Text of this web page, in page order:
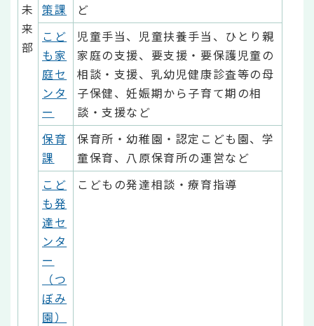
未
来
部
策課
ど
こど
も家
庭セ
ンタ
ー
児童手当、児童扶養手当、ひとり親
家庭の支援、要支援・要保護児童の
相談・支援、乳幼児健康診査等の母
子保健、妊娠期から子育て期の相
談・支援など
保育
課
保育所・幼稚園・認定こども園、学
童保育、八原保育所の運営など
こど
も発
達セ
ンタ
ー
（つ
ぼみ
園）
こどもの発達相談・療育指導